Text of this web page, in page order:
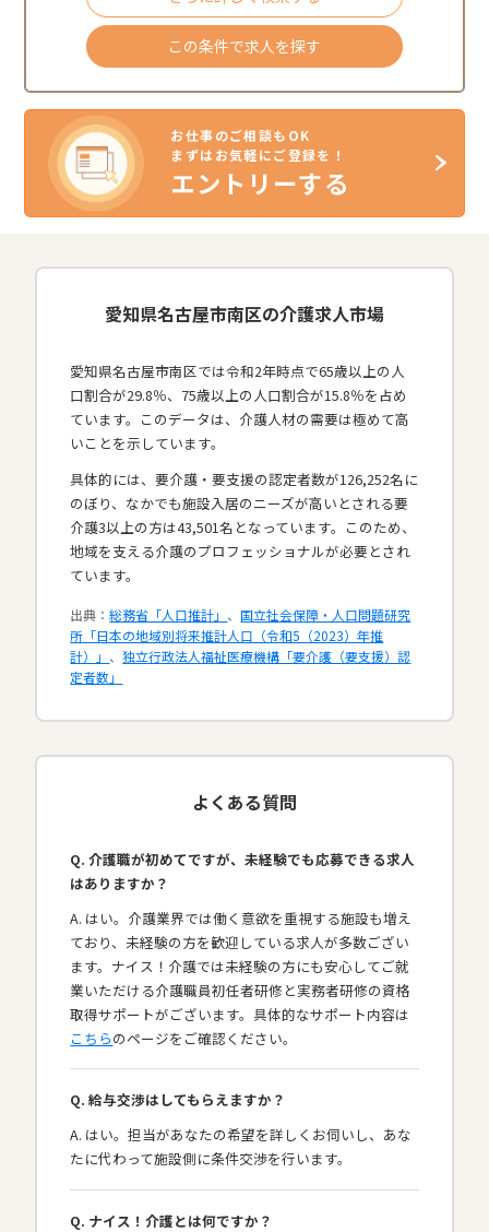
この条件で求人を探す
お仕事のご相談もOK
まずはお気軽にご登録を！
エントリーする
愛知県名古屋市南区の介護求人市場
愛知県名古屋市南区では令和2年時点で65歳以上の人
口割合が29.8％、75歳以上の人口割合が15.8％を占め
ています。このデータは、介護人材の需要は極めて高
いことを示しています。
具体的には、要介護・要支援の認定者数が126,252名に
のぼり、なかでも施設入居のニーズが高いとされる要
介護3以上の方は43,501名となっています。このため、
地域を支える介護のプロフェッショナルが必要とされ
ています。​
出典：総務省「人口推計」 、国立社会保障・人口問題研究
所「日本の地域別将来推計人口（令和5（2023）年推
計）」 、独立行政法人福祉医療機構「要介護（要支援）認
定者数」
よくある質問
Q. 介護職が初めてですが、未経験でも応募できる求人
はありますか？
A. はい。介護業界では働く意欲を重視する施設も増え
ており、未経験の方を歓迎している求人が多数ござい
ます。ナイス！介護では未経験の方にも安心してご就
業いただける介護職員初任者研修と実務者研修の資格
取得サポートがございます。具体的なサポート内容は
こちらのページをご確認ください。
Q. 給与交渉はしてもらえますか？
A. はい。担当があなたの希望を詳しくお伺いし、あな
たに代わって施設側に条件交渉を行います。
Q. ナイス！介護とは何ですか？